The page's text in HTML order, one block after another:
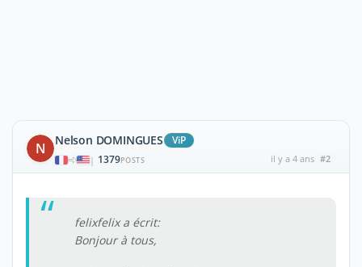
N Nelson DOMINGUES ViP
| 1379POSTS il y a 4 ans #2
felixfelix a écrit:
Bonjour à tous,